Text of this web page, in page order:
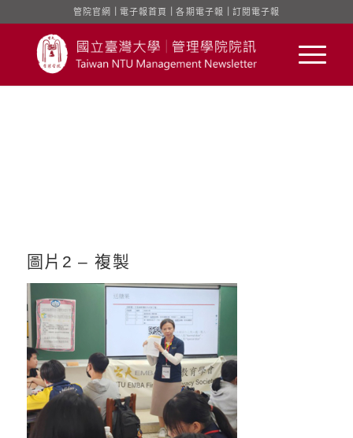
管院官網 電子報首頁 ｜各期電子報 訂閱電子報
圖片2 – 複製